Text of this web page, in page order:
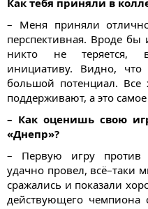
– Меня приняли
перспективная. Вроде
никто не теряется,
инициативу. Видно,
большой потенциал. Все
поддерживают, а это
– Как оценишь свою
«Днепр»?
– Первую игру против
удачно провел, всё–таки
сражались и показали
действующего чемпиона